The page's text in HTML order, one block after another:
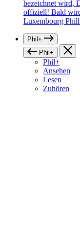
bezeichnet wird,
offiziell! Bald
Luxembourg
Phil+
Phil+
Phil+
Ansehen
Lesen
Zuhören